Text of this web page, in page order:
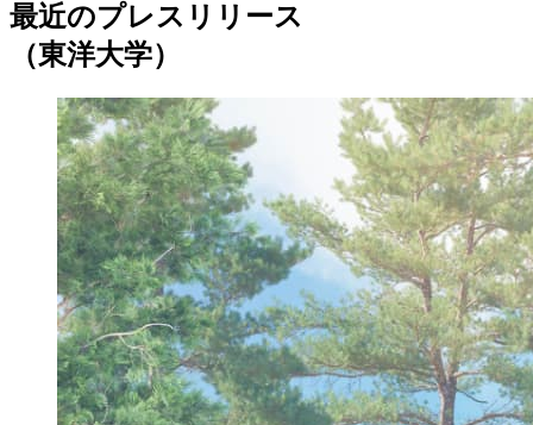
最近のプレスリリース
（東洋大学）